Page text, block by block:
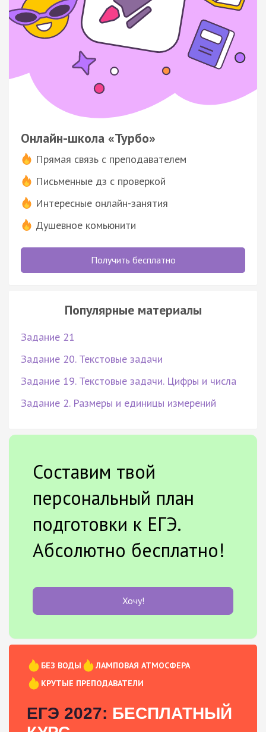
Онлайн-школа «Турбо»
Прямая связь с преподавателем
Письменные дз с проверкой
Интересные онлайн-занятия
Душевное комьюнити
Получить бесплатно
Популярные материалы
Задание 21
Задание 20. Текстовые задачи
Задание 19. Текстовые задачи. Цифры и числа
Задание 2. Размеры и единицы измерений
Составим твой
персональный план
подготовки к ЕГЭ.
Абсолютно бесплатно!
Хочу!
БЕЗ ВОДЫ
ЛАМПОВАЯ АТМОСФЕРА
КРУТЫЕ ПРЕПОДАВАТЕЛИ
ЕГЭ 2027: БЕСПЛАТНЫЙ